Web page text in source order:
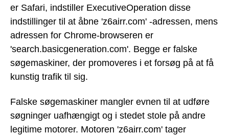
er Safari, indstiller ExecutiveOperation disse
indstillinger til at åbne 'z6airr.com' -adressen, mens
adressen for Chrome-browseren er
'search.basicgeneration.com'. Begge er falske
søgemaskiner, der promoveres i et forsøg på at få
kunstig trafik til sig.
Falske søgemaskiner mangler evnen til at udføre
søgninger uafhængigt og i stedet stole på andre
legitime motorer. Motoren 'z6airr.com' tager